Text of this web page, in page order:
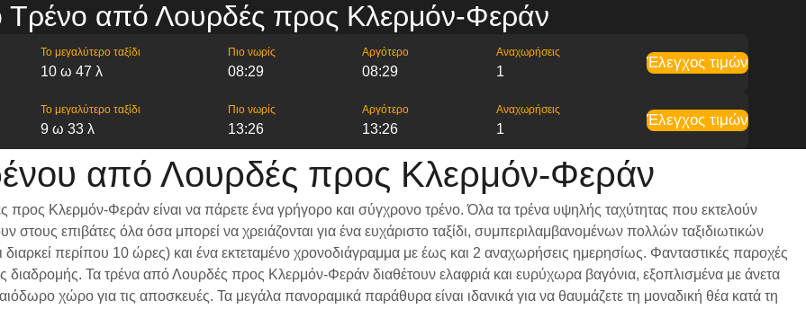
Τρένο από Λουρδές προς Κλερμόν-Φεράν
Το μεγαλύτερο ταξίδι
10 ω 47 λ
Πιο νωρίς
08:29
Αργότερο
08:29
Αναχωρήσεις
1
Έλεγχος τιμών
Το μεγαλύτερο ταξίδι
9 ω 33 λ
Πιο νωρίς
13:26
Αργότερο
13:26
Αναχωρήσεις
1
Έλεγχος τιμών
από Λουρδές προς Κλερμόν-Φεράν
Κλερμόν-Φεράν είναι να πάρετε ένα γρήγορο και σύγχρονο τρένο. Όλα τα τρένα υψηλής ταχύτητας που εκτελούν
επιβάτες όλα όσα μπορεί να χρειάζονται για ένα ευχάριστο ταξίδι, συμπεριλαμβανομένων πολλών ταξιδιωτικών
διαρκεί περίπου 10 ώρες) και ένα εκτεταμένο χρονοδιάγραμμα με έως και 2 αναχωρήσεις ημερησίως. Φανταστικές παροχές
διαδρομής. Τα τρένα από Λουρδές προς Κλερμόν-Φεράν διαθέτουν ελαφριά και ευρύχωρα βαγόνια, εξοπλισμένα με άνετα
χώρο για τις αποσκευές. Τα μεγάλα πανοραμικά παράθυρα είναι ιδανικά για να θαυμάζετε τη μοναδική θέα κατά τη